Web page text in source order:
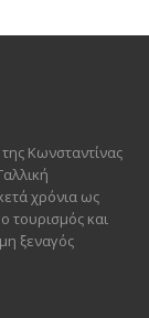
Κωνσταντίνας
χρόνια ως
τουρισμός και
ξεναγός